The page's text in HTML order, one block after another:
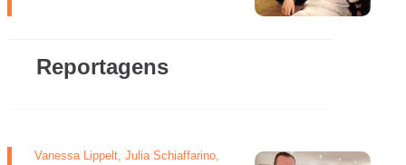
Reportagens
Vanessa Lippelt, Julia Schiaffarino,